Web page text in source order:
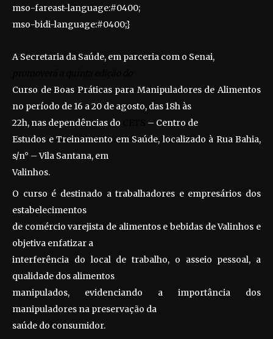
mso-fareast-language:#0400;
mso-bidi-language:#0400;}
A Secretaria da Saúde, em parceria com o Senai,
Curso de Boas Práticas para Manipuladores de Alimentos
no período de 16 a 20 de agosto, das 18h às
22h, nas dependências do
– Centro de
Estudos e Treinamento em Saúde, localizado à Rua Bahia,
s/n° – Vila Santana, em
Valinhos.
O curso é destinado a trabalhadores e empresários dos
estabelecimentos
de comércio varejista de alimentos e bebidas de Valinhos e
objetiva enfatizar a
interferência do local de trabalho, o asseio pessoal, a
qualidade dos alimentos
manipulados, evidenciando a importância dos
manipuladores na preservação da
saúde do consumidor.